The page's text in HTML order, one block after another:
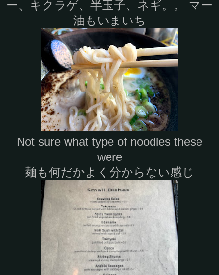
ー、キクラゲ、半玉子、ネギ。。 マー
油もいまいち
Not sure what type of noodles these
were
麺も何だかよく分からない感じ